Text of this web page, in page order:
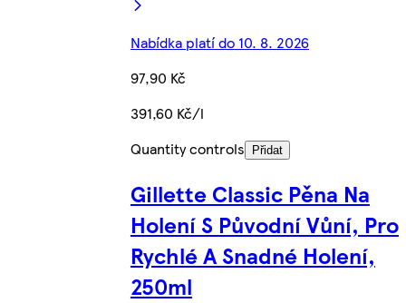
Nabídka platí do 10. 8. 2026
97,90 Kč
391,60 Kč/l
Quantity controls
Přidat
Gillette Classic Pěna Na
Holení S Původní Vůní, Pro
Rychlé A Snadné Holení,
250ml